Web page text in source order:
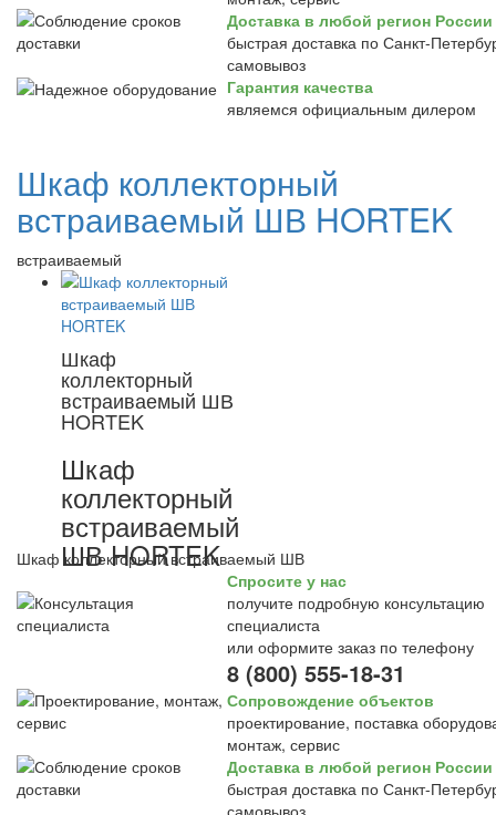
Доставка в любой регион России
быстрая доставка по Санкт-
самовывоз
Гарантия качества
являемся официальным дилером
Шкаф коллекторный
встраиваемый ШВ HORTEK
встраиваемый
Шкаф
коллекторный
встраиваемый ШВ
HORTEK
Шкаф
коллекторный
встраиваемый
ШВ HORTEK
Шкаф коллекторный встраиваемый ШВ
Спросите у нас
получите подробную консультацию
специалиста
или оформите заказ по телефону
8 (800) 555-18-31
Сопровождение объектов
проектирование, поставка
монтаж, сервис
Доставка в любой регион России
быстрая доставка по Санкт-
самовывоз